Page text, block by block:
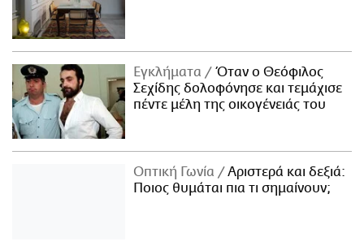
Εγκλήματα
Όταν ο Θεόφιλος
Σεχίδης δολοφόνησε και τεμάχισε
πέντε μέλη της οικογένειάς του
Οπτική Γωνία
Αριστερά και δεξιά:
Ποιος θυμάται πια τι σημαίνουν;